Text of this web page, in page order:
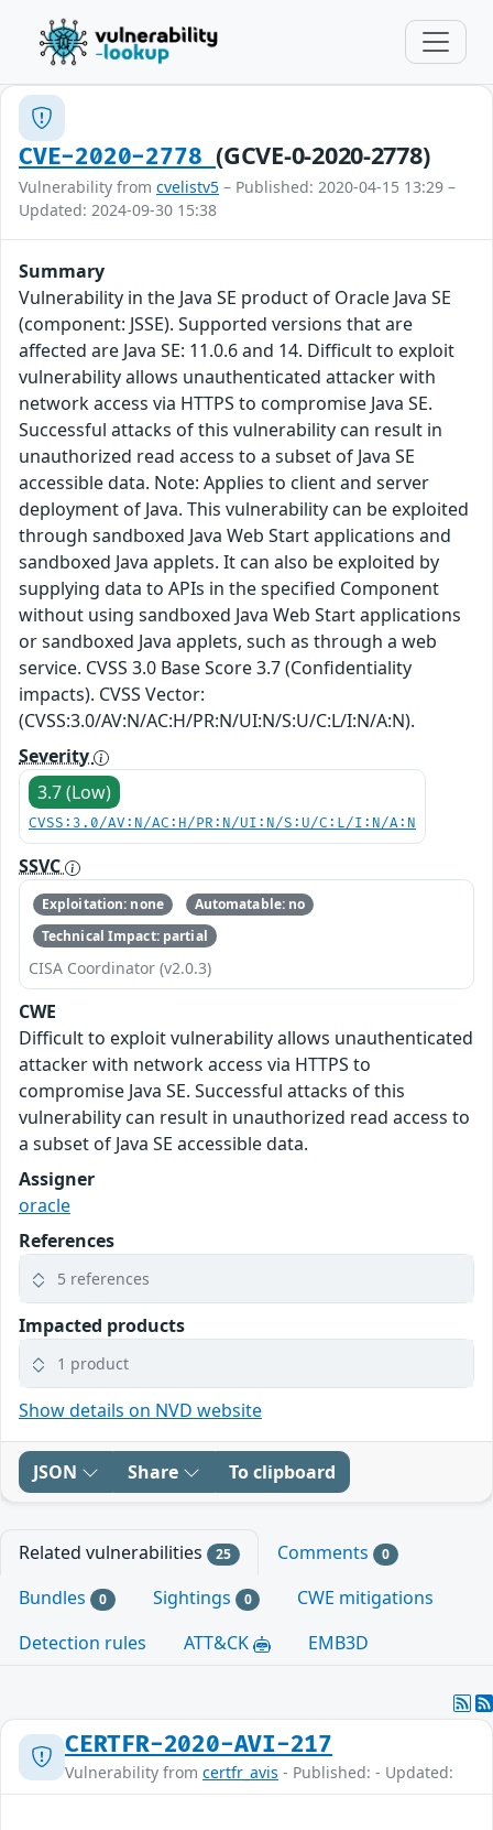
CVE-2020-2778(GCVE-0-2020-2778)
Vulnerability from cvelistv5 – Published: 2020-04-15 13:29 –
Updated: 2024-09-30 15:38
Summary
Vulnerability in the Java SE product of Oracle Java SE
(component: JSSE). Supported versions that are
affected are Java SE: 11.0.6 and 14. Difficult to exploit
vulnerability allows unauthenticated attacker with
network access via HTTPS to compromise Java SE.
Successful attacks of this vulnerability can result in
unauthorized read access to a subset of Java SE
accessible data. Note: Applies to client and server
deployment of Java. This vulnerability can be exploited
through sandboxed Java Web Start applications and
sandboxed Java applets. It can also be exploited by
supplying data to APIs in the specified Component
without using sandboxed Java Web Start applications
or sandboxed Java applets, such as through a web
service. CVSS 3.0 Base Score 3.7 (Confidentiality
impacts). CVSS Vector:
(CVSS:3.0/AV:N/AC:H/PR:N/UI:N/S:U/C:L/I:N/A:N).
Severity
3.7 (Low)
CVSS:3.0/AV:N/AC:H/PR:N/UI:N/S:U/C:L/I:N/A:N
SSVC
Exploitation: none
Automatable: no
Technical Impact: partial
CISA Coordinator (v2.0.3)
CWE
Difficult to exploit vulnerability allows unauthenticated
attacker with network access via HTTPS to
compromise Java SE. Successful attacks of this
vulnerability can result in unauthorized read access to
a subset of Java SE accessible data.
Assigner
oracle
References
5 references
Impacted products
1 product
Show details on NVD website
JSON Share To clipboard
Related vulnerabilities 25 Comments 0
Bundles 0 Sightings 0
CWE mitigations
Detection rules
ATT&CK EMB3D
CERTFR-2020-AVI-217
Vulnerability from certfr_avis - Published: - Updated: